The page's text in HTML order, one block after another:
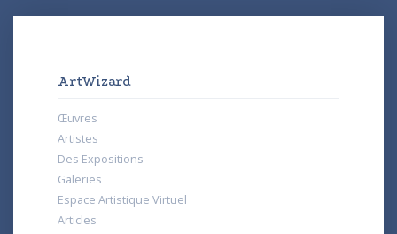
ArtWizard
Œuvres
Artistes
Des Expositions
Galeries
Espace Artistique Virtuel
Articles